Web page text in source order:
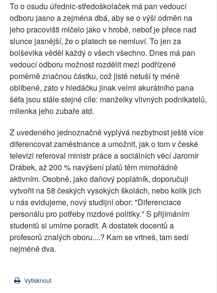
To o osudu úřednic-středoškolaček má pan vedoucí
odboru jasno a zejména dbá, aby se o výši odměn na
jeho pracovišti mlčelo jako v hrobě, neboť je přece nad
slunce jasnější, že o platech se nemluví. To jen za
bolševika věděl každý o všech všechno. Dnes má pan
vedoucí odboru možnost rozdělit mezi podřízené
poměrně značnou částku, což jistě netuší ty méně
oblíbené, zato v hledáčku jinak velmi akurátního pana
šéfa jsou stále stejné cíle: manželky vlivných podnikatelů,
milenka jeho zubaře atd.
Z uvedeného jednoznačně vyplývá nezbytnost ještě více
diferencovat zaměstnance a umožnit, jak o tom v české
televizi referoval ministr práce a sociálních věcí Jaromír
Drábek, až 200 % navýšení platů těm mimořádně
aktivním. Osobně, jako daňový poplatník, doporučuji
vytvořit na 58 českých vysokých školách, nebo kolik jich
u nás evidujeme, nový studijní obor: "Diferenciace
personálu pro potřeby mzdové politiky." S přijímáním
studentů si umíme poradit. A dostatek docentů a
profesorů znalých oboru....? Kam se vrtneš, tam sedí
nejméně dva.
Vytisknout